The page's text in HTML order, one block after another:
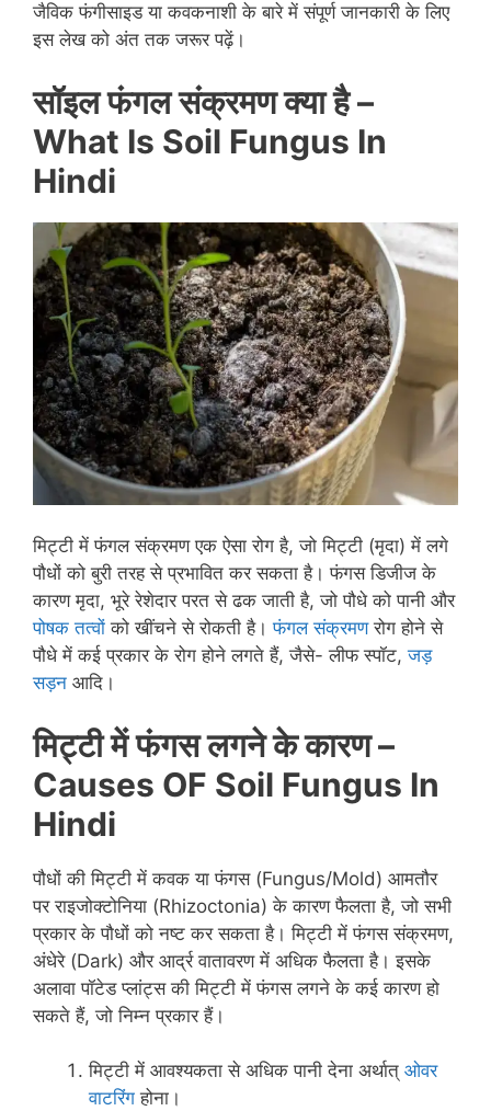
जैविक फंगीसाइड या कवकनाशी के बारे में संपूर्ण जानकारी के लिए
इस लेख को अंत तक जरूर पढ़ें।
सॉइल फंगल संक्रमण क्या है –
What Is Soil Fungus In
Hindi
मिट्टी में फंगल संक्रमण एक ऐसा रोग है, जो मिट्टी (मृदा) में लगे
पौधों को बुरी तरह से प्रभावित कर सकता है। फंगस डिजीज के
कारण मृदा, भूरे रेशेदार परत से ढक जाती है, जो पौधे को पानी और
पोषक तत्वों को खींचने से रोकती है।फंगल संक्रमणरोग होने से
पौधे में कई प्रकार के रोग होने लगते हैं, जैसे- लीफ स्पॉट,जड़
सड़न आदि।
मिट्टी में फंगस लगने के कारण –
Causes OF Soil Fungus In
Hindi
पौधों की मिट्टी में कवक या फंगस (Fungus/Mold) आमतौर
पर राइजोक्टोनिया (Rhizoctonia) के कारण फैलता है, जो सभी
प्रकार के पौधों को नष्ट कर सकता है। मिट्टी में फंगस संक्रमण,
अंधेरे (Dark) और आर्द्र वातावरण में अधिक फैलता है। इसके
अलावा पॉटेड प्लांट्स की मिट्टी में फंगस लगने के कई कारण हो
सकते हैं, जो निम्न प्रकार हैं।
मिट्टी में आवश्यकता से अधिक पानी देना अर्थात् ओवर
वाटरिंग होना।